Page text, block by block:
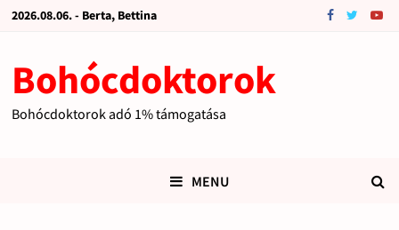
2026.08.06. - Berta, Bettina
Bohócdoktorok
Bohócdoktorok adó 1% támogatása
MENU